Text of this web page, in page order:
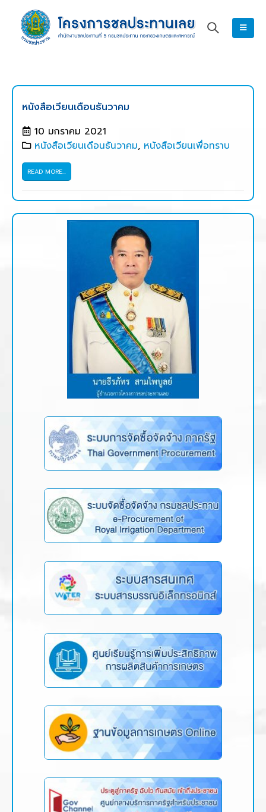
หนังสือเวียนเดือนธันวาคม
10 มกราคม 2021
หนังสือเวียนเดือนธันวาคม, หนังสือเวียนเพื่อทราบ
READ MORE...